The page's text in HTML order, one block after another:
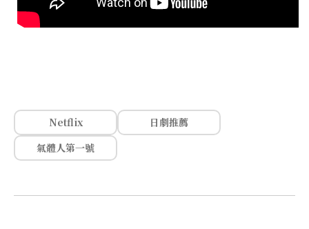
Netflix
日劇推薦
氣體人第一號